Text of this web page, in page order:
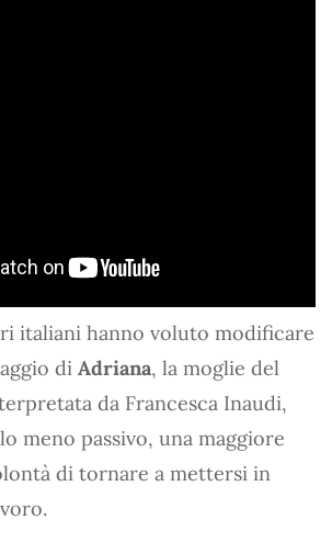
italiani hanno voluto modificare
di Adriana, la moglie del
da Francesca Inaudi,
meno passivo, una maggiore
di tornare a mettersi in